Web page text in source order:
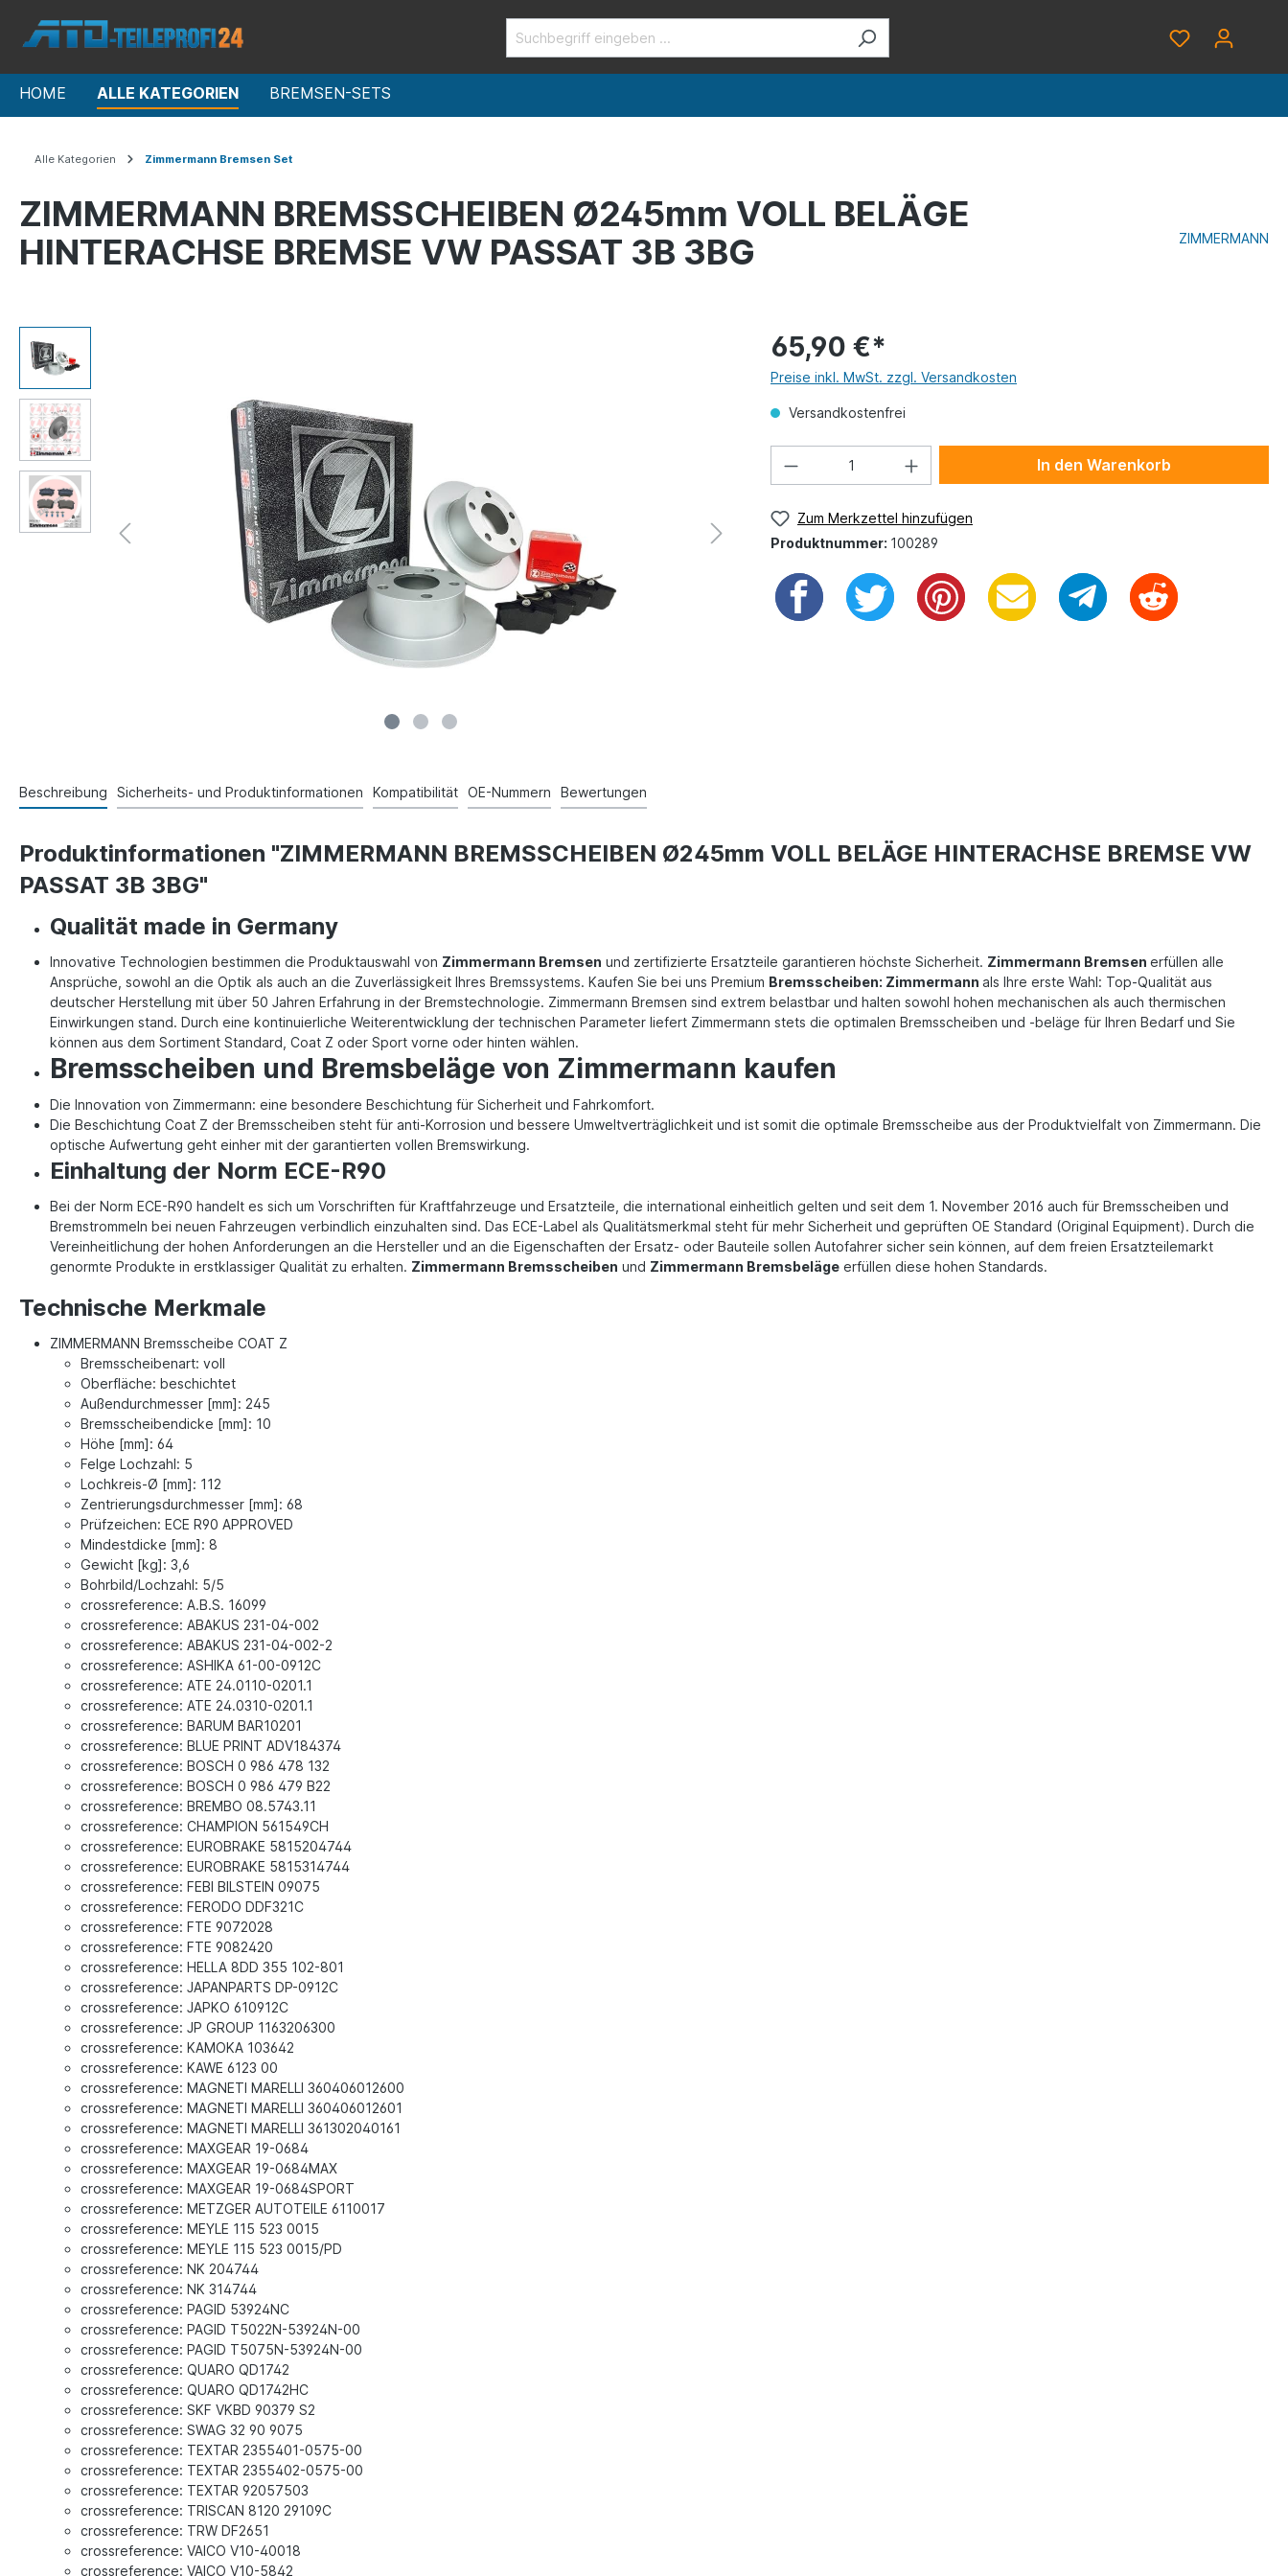
HOME ALLE KATEGORIEN BREMSEN-SETS
Alle Kategorien Zimmermann Bremsen Set
ZIMMERMANN BREMSSCHEIBEN Ø245mm VOLL BELÄGE
HINTERACHSE BREMSE VW PASSAT 3B 3BG
ZIMMERMANN
65,90 €*
Preise inkl. MwSt. zzgl. Versandkosten
Versandkostenfrei
In den Warenkorb
Zum Merkzettel hinzufügen
Produktnummer: 100289
Beschreibung Sicherheits- und Produktinformationen Kompatibilität OE-Nummern Bewertungen
Produktinformationen "ZIMMERMANN BREMSSCHEIBEN Ø245mm VOLL BELÄGE HINTERACHSE BREMSE VW
PASSAT 3B 3BG"
Qualität made in Germany
Innovative Technologien bestimmen die Produktauswahl von Zimmermann Bremsen und zertifizierte Ersatzteile garantieren höchste Sicherheit. Zimmermann Bremsen erfüllen alle
Ansprüche, sowohl an die Optik als auch an die Zuverlässigkeit Ihres Bremssystems. Kaufen Sie bei uns Premium Bremsscheiben: Zimmermann als Ihre erste Wahl: Top-Qualität aus
deutscher Herstellung mit über 50 Jahren Erfahrung in der Bremstechnologie. Zimmermann Bremsen sind extrem belastbar und halten sowohl hohen mechanischen als auch thermischen
Einwirkungen stand. Durch eine kontinuierliche Weiterentwicklung der technischen Parameter liefert Zimmermann stets die optimalen Bremsscheiben und -beläge für Ihren Bedarf und Sie
können aus dem Sortiment Standard, Coat Z oder Sport vorne oder hinten wählen.
Bremsscheiben und Bremsbeläge von Zimmermann kaufen
Die Innovation von Zimmermann: eine besondere Beschichtung für Sicherheit und Fahrkomfort.
Die Beschichtung Coat Z der Bremsscheiben steht für anti-Korrosion und bessere Umweltverträglichkeit und ist somit die optimale Bremsscheibe aus der Produktvielfalt von Zimmermann. Die
optische Aufwertung geht einher mit der garantierten vollen Bremswirkung.
Einhaltung der Norm ECE-R90
Bei der Norm ECE-R90 handelt es sich um Vorschriften für Kraftfahrzeuge und Ersatzteile, die international einheitlich gelten und seit dem 1. November 2016 auch für Bremsscheiben und
Bremstrommeln bei neuen Fahrzeugen verbindlich einzuhalten sind. Das ECE-Label als Qualitätsmerkmal steht für mehr Sicherheit und geprüften OE Standard (Original Equipment). Durch die
Vereinheitlichung der hohen Anforderungen an die Hersteller und an die Eigenschaften der Ersatz- oder Bauteile sollen Autofahrer sicher sein können, auf dem freien Ersatzteilemarkt
genormte Produkte in erstklassiger Qualität zu erhalten. Zimmermann Bremsscheiben und Zimmermann Bremsbeläge erfüllen diese hohen Standards.
Technische Merkmale
ZIMMERMANN Bremsscheibe COAT Z
Bremsscheibenart: voll
Oberfläche: beschichtet
Außendurchmesser [mm]: 245
Bremsscheibendicke [mm]: 10
Höhe [mm]: 64
Felge Lochzahl: 5
Lochkreis-Ø [mm]: 112
Zentrierungsdurchmesser [mm]: 68
Prüfzeichen: ECE R90 APPROVED
Mindestdicke [mm]: 8
Gewicht [kg]: 3,6
Bohrbild/Lochzahl: 5/5
crossreference: A.B.S. 16099
crossreference: ABAKUS 231-04-002
crossreference: ABAKUS 231-04-002-2
crossreference: ASHIKA 61-00-0912C
crossreference: ATE 24.0110-0201.1
crossreference: ATE 24.0310-0201.1
crossreference: BARUM BAR10201
crossreference: BLUE PRINT ADV184374
crossreference: BOSCH 0 986 478 132
crossreference: BOSCH 0 986 479 B22
crossreference: BREMBO 08.5743.11
crossreference: CHAMPION 561549CH
crossreference: EUROBRAKE 5815204744
crossreference: EUROBRAKE 5815314744
crossreference: FEBI BILSTEIN 09075
crossreference: FERODO DDF321C
crossreference: FTE 9072028
crossreference: FTE 9082420
crossreference: HELLA 8DD 355 102-801
crossreference: JAPANPARTS DP-0912C
crossreference: JAPKO 610912C
crossreference: JP GROUP 1163206300
crossreference: KAMOKA 103642
crossreference: KAWE 6123 00
crossreference: MAGNETI MARELLI 360406012600
crossreference: MAGNETI MARELLI 360406012601
crossreference: MAGNETI MARELLI 361302040161
crossreference: MAXGEAR 19-0684
crossreference: MAXGEAR 19-0684MAX
crossreference: MAXGEAR 19-0684SPORT
crossreference: METZGER AUTOTEILE 6110017
crossreference: MEYLE 115 523 0015
crossreference: MEYLE 115 523 0015/PD
crossreference: NK 204744
crossreference: NK 314744
crossreference: PAGID 53924NC
crossreference: PAGID T5022N-53924N-00
crossreference: PAGID T5075N-53924N-00
crossreference: QUARO QD1742
crossreference: QUARO QD1742HC
crossreference: SKF VKBD 90379 S2
crossreference: SWAG 32 90 9075
crossreference: TEXTAR 2355401-0575-00
crossreference: TEXTAR 2355402-0575-00
crossreference: TEXTAR 92057503
crossreference: TRISCAN 8120 29109C
crossreference: TRW DF2651
crossreference: VAICO V10-40018
crossreference: VAICO V10-5842